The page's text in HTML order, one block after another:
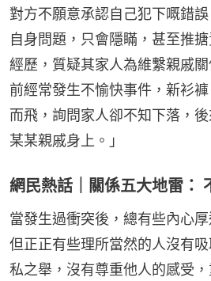
對方不願意承認自己犯下嘅錯
自身問題，只會隱瞞，甚至推
經歷，質疑其家人為維繫親戚
前經常發生不愉快事件，新衫
而飛，詢問家人卻不知下落，
某某親戚身上。」
網民熱話｜關係五大地雷：
當發生過衝突後，總有些內心
但正正有些理所當然的人沒有
私之舉，沒有尊重他人的感受